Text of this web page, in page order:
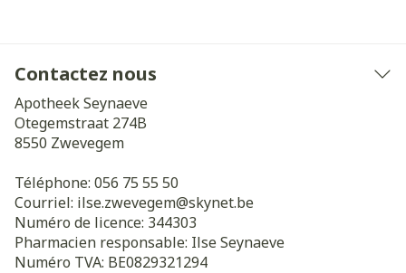
Contactez nous
Apotheek Seynaeve
Otegemstraat 274B
8550 Zwevegem
Téléphone: 056 75 55 50
Courriel: ilse.zwevegem@skynet.be
Numéro de licence: 344303
Pharmacien responsable: Ilse Seynaeve
Numéro TVA: BE0829321294